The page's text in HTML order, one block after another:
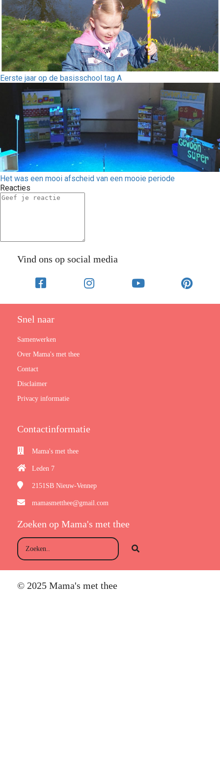
Eerste jaar op de basisschool tag A
Het was een mooi afscheid van een mooie periode
Reacties
Vind ons op social media
Snel naar
Samenwerken
Over Mama's met thee
Contact
Disclaimer
Privacy informatie
Contactinformatie
Mama's met thee
Leden 7
2151SB Nieuw-Vennep
mamasmetthee@gmail.com
Zoeken op Mama's met thee
© 2025 Mama's met thee